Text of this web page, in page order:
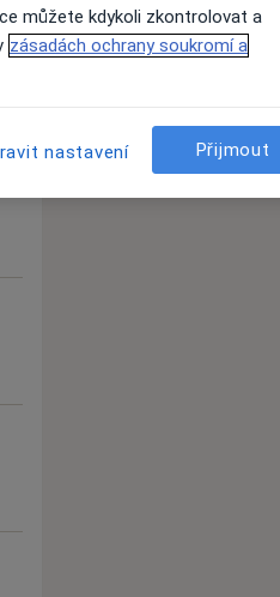
můžete kdykoli zkontrolovat a
zásadách ochrany soukromí a
nastavení Přijmout